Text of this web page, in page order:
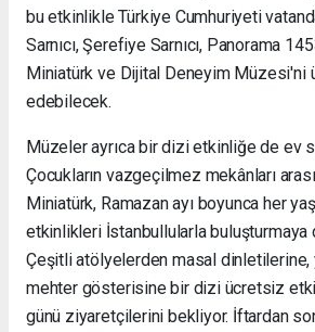
bu etkinlikle Türkiye Cumhuriyeti
Sarnıcı, Şerefiye Sarnıcı, Panorama
Miniatürk ve Dijital Deneyim Müzesi'ni
edebilecek.
Müzeler ayrıca bir dizi etkinliğe de ev
Çocukların vazgeçilmez mekânları
Miniatürk, Ramazan ayı boyunca her
etkinlikleri İstanbullularla buluşturmaya
Çeşitli atölyelerden masal dinletilerine,
mehter gösterisine bir dizi ücretsiz
günü ziyaretçilerini bekliyor. İftardan